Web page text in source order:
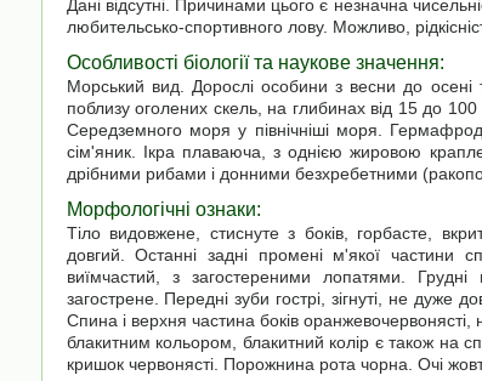
Дані відсутні. Причинами цього є незначна
любительсько-спортивного лову. Можливо,
Особливості біології та наукове значення:
Морський вид. Дорослі особини з весни до
поблизу оголених скель, на глибинах від 15 до
Середземного моря у північніші моря.
сім'яник. Ікра плаваюча, з однією жировою
дрібними рибами і донними безхребетними
Морфологічні ознаки:
Тіло видовжене, стиснуте з боків, горбасте,
довгий. Останні задні промені м'якої частини
виїмчастий, з загостереними лопатями.
загострене. Передні зуби гострі, зігнуті, не дуже
Спина і верхня частина боків оранжевочервонясті,
блакитним кольором, блакитний колір є також на
кришок червонясті. Порожнина рота чорна. Очі